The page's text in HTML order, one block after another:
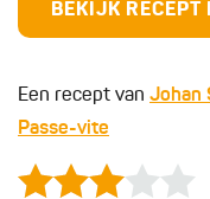
BEKIJK RECEPT
Een recept van Johan
Passe-vite